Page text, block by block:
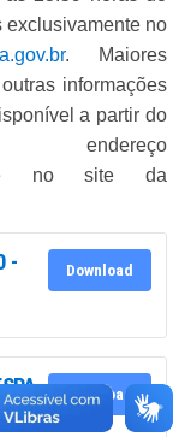
exclusivamente no
. Maiores
informações
a partir do
site da
-
Download
Download